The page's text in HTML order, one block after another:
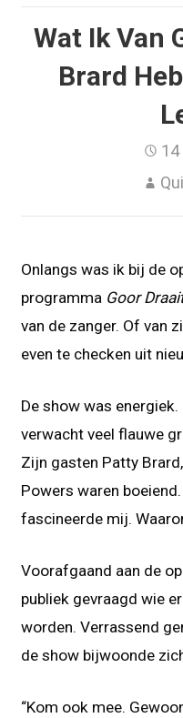
Wat Ik Van
Brard
Onlangs was ik bij de
programma Goor
van de zanger. Of van
even te checken uit
De show was
verwacht veel flauwe
Zijn gasten Patty
Powers waren
fascineerde mij.
Voorafgaand aan de
publiek gevraagd wie
worden. Verrassend
de show bijwoonde
“Kom ook mee.